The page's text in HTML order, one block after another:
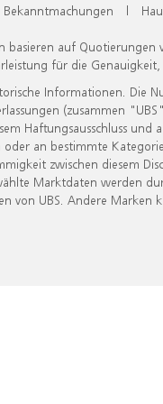
Bekanntmachungen |
basieren auf
für die
Informationen. Die
(zusammen
Haftungsausschluss
an bestimmte
zwischen diesem
Marktdaten werden
von UBS. Andere Marken